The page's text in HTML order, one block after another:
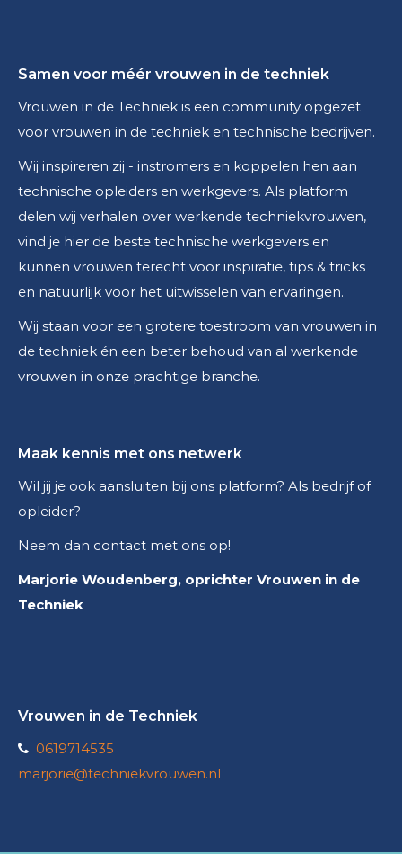
Samen voor méér vrouwen in de techniek
Vrouwen in de Techniek is een community opgezet
voor vrouwen in de techniek en technische bedrijven.
Wij inspireren zij - instromers en koppelen hen aan
technische opleiders en werkgevers. Als platform
delen wij verhalen over werkende techniekvrouwen,
vind je hier de beste technische werkgevers en
kunnen vrouwen terecht voor inspiratie, tips & tricks
en natuurlijk voor het uitwisselen van ervaringen.
Wij staan voor een grotere toestroom van vrouwen in
de techniek én een beter behoud van al werkende
vrouwen in onze prachtige branche.
Maak kennis met ons netwerk
Wil jij je ook aansluiten bij ons platform? Als bedrijf of
opleider?
Neem dan contact met ons op!
Marjorie Woudenberg, oprichter Vrouwen in de
Techniek
Vrouwen in de Techniek
0619714535
marjorie@techniekvrouwen.nl